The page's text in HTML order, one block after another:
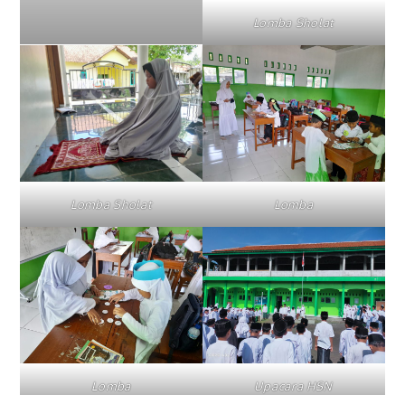
Lomba Sholat
Lomba Sholat Lomba
Lomba Upacara HSN